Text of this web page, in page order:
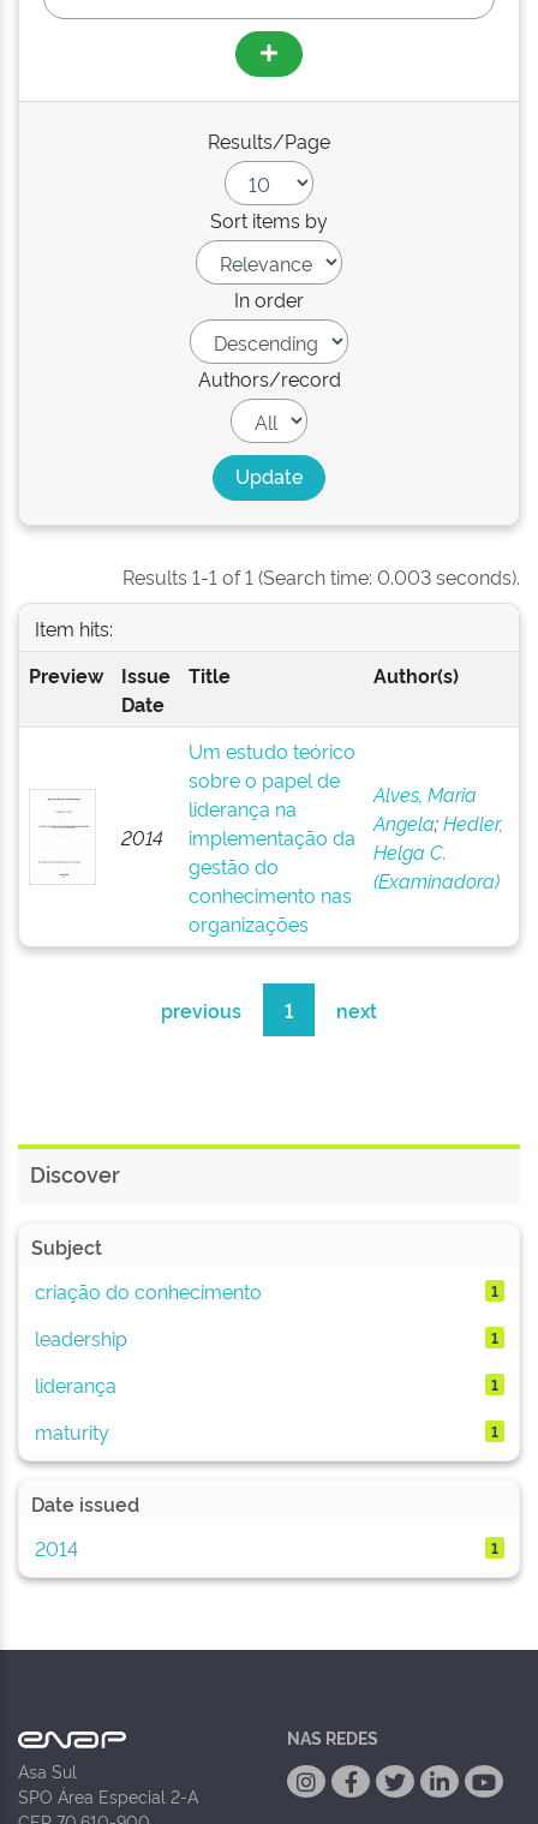
Results/Page
Sort items by
In order
Authors/record
Results 1-1 of 1 (Search time: 0.003 seconds).
Item hits:
Preview
Issue
Date
Title Author(s)
2014
Um estudo teórico
sobre o papel de
liderança na
implementação da
gestão do
conhecimento nas
organizações
Alves, Maria
Angela;Hedler,
Helga C.
(Examinadora)
previous 1 next
Discover
Subject
criação do conhecimento
1
leadership 1
liderança 1
maturity 1
Date issued
2014
1
Asa Sul
SPO Área Especial 2-A
NAS REDES